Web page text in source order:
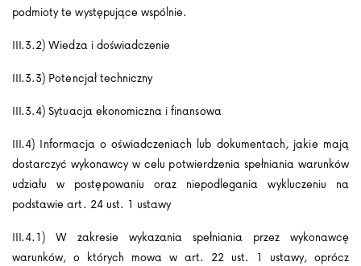
podmioty te występujące wspólnie.
III.3.2) Wiedza i doświadczenie
III.3.3) Potencjał techniczny
III.3.4) Sytuacja ekonomiczna i finansowa
III.4) Informacja o oświadczeniach lub dokumentach, jakie mają
dostarczyć wykonawcy w celu potwierdzenia spełniania warunków
udziału w postępowaniu oraz niepodlegania wykluczeniu na
podstawie art. 24 ust. 1 ustawy
III.4.1) W zakresie wykazania spełniania przez wykonawcę
warunków, o których mowa w art. 22 ust. 1 ustawy, oprócz